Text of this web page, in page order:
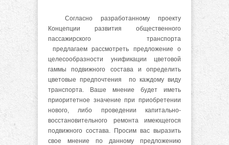
Согласно разработанному проекту
Концепции развития общественного
пассажирского транспорта
предлагаем рассмотреть предложение о
целесообразности унификации цветовой
гаммы подвижного состава и определить
цветовые предпочтения по каждому виду
транспорта. Ваше мнение будет иметь
приоритетное значение при приобретении
нового, либо проведении капитально-
восстановительного ремонта имеющегося
подвижного состава. Просим вас выразить
свое мнение по данному предложению